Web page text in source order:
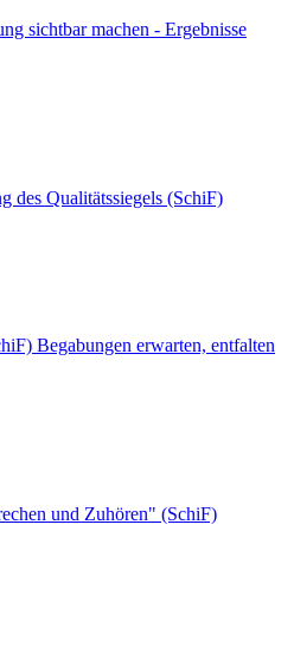
sichtbar machen - Ergebnisse
des Qualitätssiegels (SchiF)
Begabungen erwarten, entfalten
und Zuhören" (SchiF)